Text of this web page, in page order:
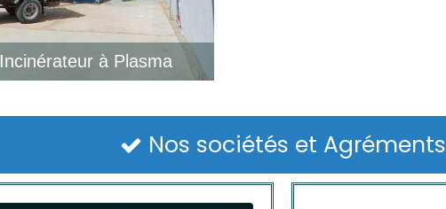
Incinérateur à Plasma
 Nos sociétés et Agréments